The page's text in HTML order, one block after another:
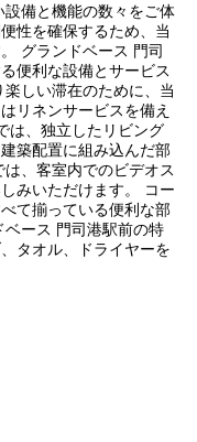
備と機能の数々をご体
性を確保するため、当
グランドベース 門司
便利な設備とサービス
しい滞在のために、当
リネンサービスを備え
は、独立したリビング
築配置に組み込んだ部
、客室内でのビデオス
みいただけます。 コー
て揃っている便利な部
ース 門司港駅前の特
タオル、ドライヤーを